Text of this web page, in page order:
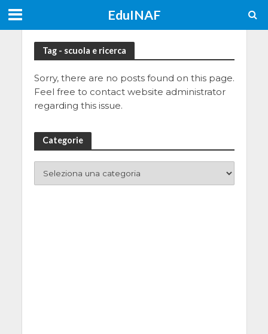
EduINAF
Tag - scuola e ricerca
Sorry, there are no posts found on this page.
Feel free to contact website administrator
regarding this issue.
Categorie